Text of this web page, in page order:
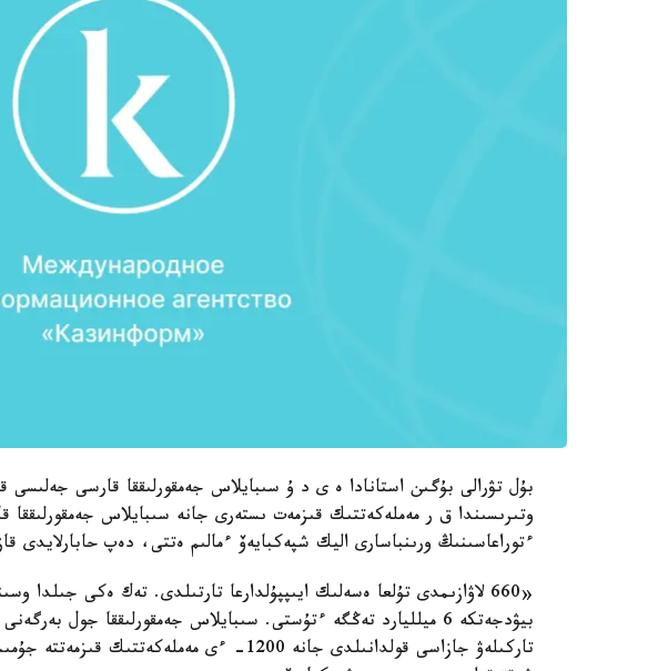
بۇل تۋرالى بۇگىن استانادا ە ى د ۇ سىبايلاس جەمقورلىققا قارسى جەلىسى
وتىرىسىندا ق ر مەملەكەتتىك قىزمەت ىستەرى جانە سىبايلاس
ءتوراعاسىنىڭ ورىنباسارى اليك شپەكبايەۆ ءمالىم ەتتى، دەپ حابارلايدى
«660 لاۋازىمدى تۇلعا ەسەلىك ايىپپۇلدارعا تارتىلدى. تەك ەكى جىلدا
تاركىلەۋ جازاسى قولدانىلدى جانە 1200- ءى